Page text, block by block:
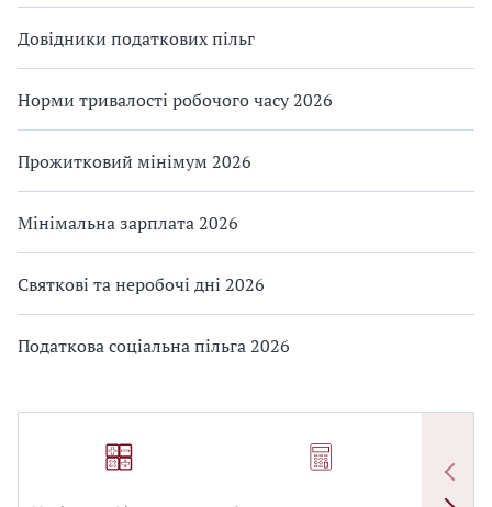
Довідники податкових пільг
Норми тривалості робочого часу 2026
Прожитковий мінімум 2026
Мінімальна зарплата 2026
Святкові та неробочі дні 2026
Податкова соціальна пільга 2026